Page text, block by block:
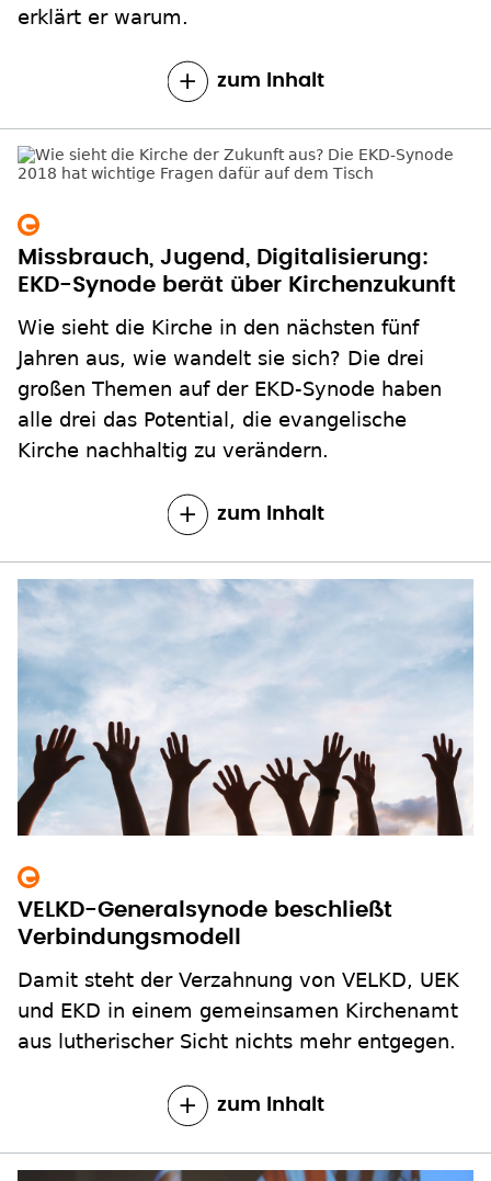
erklärt er warum.
zum Inhalt
EKD-Synode berät über Kirchenzukunft
Wie sieht die Kirche in den nächsten fünf
Jahren aus, wie wandelt sie sich? Die drei
großen Themen auf der EKD-Synode haben
alle drei das Potential, die evangelische
Kirche nachhaltig zu verändern.
zum Inhalt
VELKD-Generalsynode beschließt
Verbindungsmodell
Damit steht der Verzahnung von VELKD, UEK
und EKD in einem gemeinsamen Kirchenamt
aus lutherischer Sicht nichts mehr entgegen.
zum Inhalt